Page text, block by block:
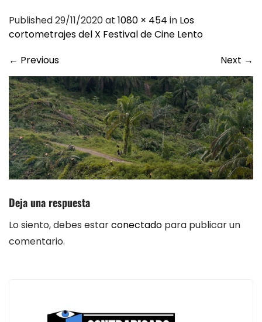
Published 29/11/2020 at 1080 × 454 in Los
cortometrajes del X Festival de Cine Lento
← Previous Next →
Deja una respuesta
Lo siento, debes estarconectado para publicar un
comentario.